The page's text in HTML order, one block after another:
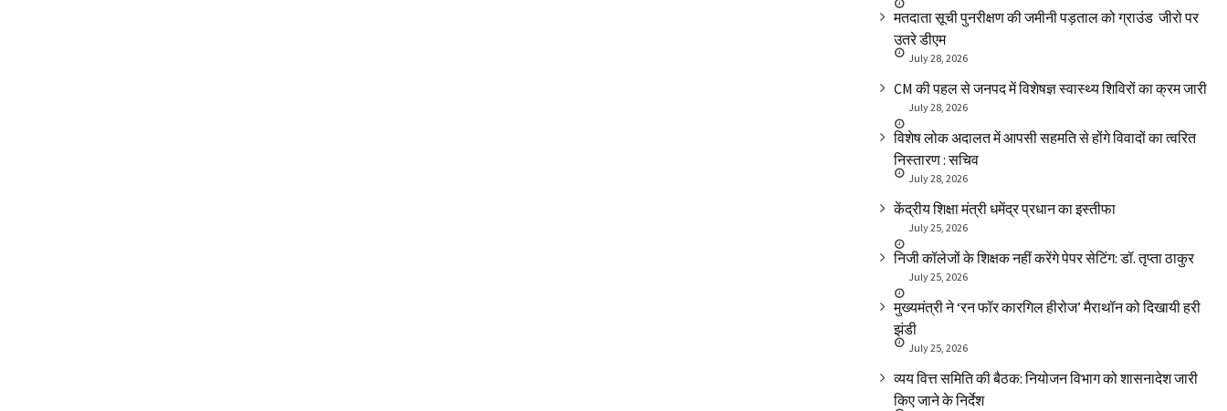
मतदाता सूची पुनरीक्षण की जमीनी पड़ताल को ग्राउंड जीरो पर
उतरे डीएम
July 28, 2026
CM की पहल से जनपद में विशेषज्ञ स्वास्थ्य शिविरों का क्रम जारी
July 28, 2026
विशेष लोक अदालत में आपसी सहमति से होंगे विवादों का त्वरित
निस्तारण : सचिव
July 28, 2026
केंद्रीय शिक्षा मंत्री धमेंद्र प्रधान का इस्तीफा
July 25, 2026
निजी कॉलेजों के शिक्षक नहीं करेंगे पेपर सेटिंग: डॉ. तृप्ता ठाकुर
July 25, 2026
मुख्यमंत्री ने ‘रन फॉर कारगिल हीरोज’ मैराथॉन को दिखायी हरी
झंडी
July 25, 2026
व्यय वित्त समिति की बैठक: नियोजन विभाग को शासनादेश जारी
किए जाने के निर्देश